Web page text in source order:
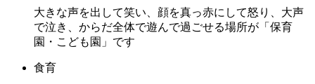
大きな声を出して笑い、顔を真っ赤にして怒り、大声
で泣き、からだ全体で遊んで過ごせる場所が「保育
園・こども園」です
食育